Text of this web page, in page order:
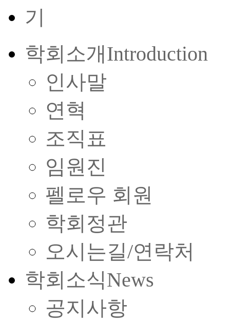
학회소개Introduction
인사말
연혁
조직표
임원진
펠로우 회원
학회정관
오시는길/연락처
학회소식News
공지사항